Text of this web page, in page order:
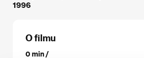
1996
O filmu
0 min /